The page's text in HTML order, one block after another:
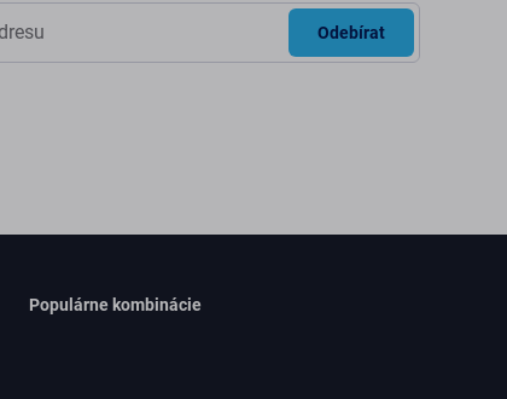
Odebírat
Populárne kombinácie